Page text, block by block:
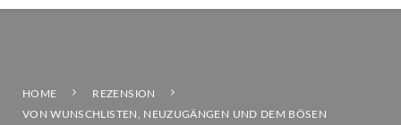
HOME
REZENSION
VON WUNSCHLISTEN, NEUZUGÄNGEN UND DEM BÖSEN